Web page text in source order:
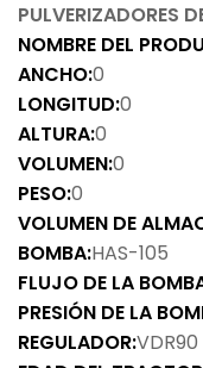
PULVERIZADORES
NOMBRE DEL
ANCHO:0
LONGITUD:0
ALTURA:0
VOLUMEN:0
PESO:0
VOLUMEN DE
BOMBA:HAS-105
FLUJO DE LA
PRESIÓN DE LA
REGULADOR:VDR90